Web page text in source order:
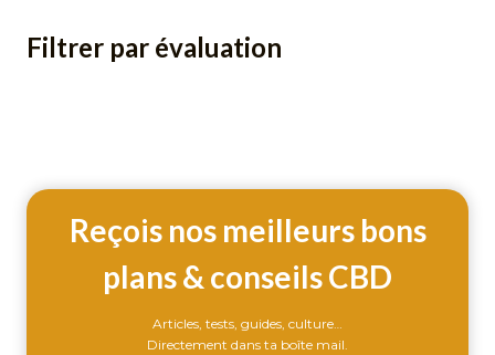
Filtrer par évaluation
Reçois nos meilleurs bons
plans & conseils CBD
Articles, tests, guides, culture…
Directement dans ta boîte mail.